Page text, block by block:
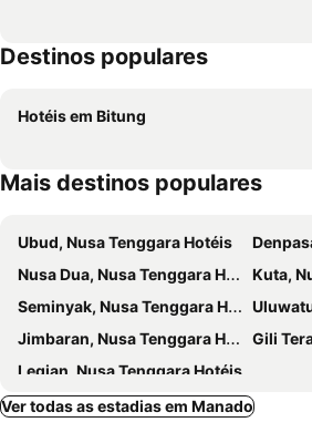
Destinos populares
Hotéis em Bitung
Mais destinos populares
Ubud, Nusa Tenggara Hotéis
Nusa Dua, Nusa Tenggara Hotéis
Kuta,
Seminyak, Nusa Tenggara Hotéis
Jimbaran, Nusa Tenggara Hotéis
Gili
Legian, Nusa Tenggara Hotéis
Ver todas as estadias em Manado